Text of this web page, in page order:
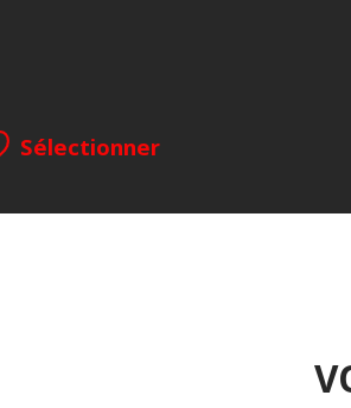
Sélectionner